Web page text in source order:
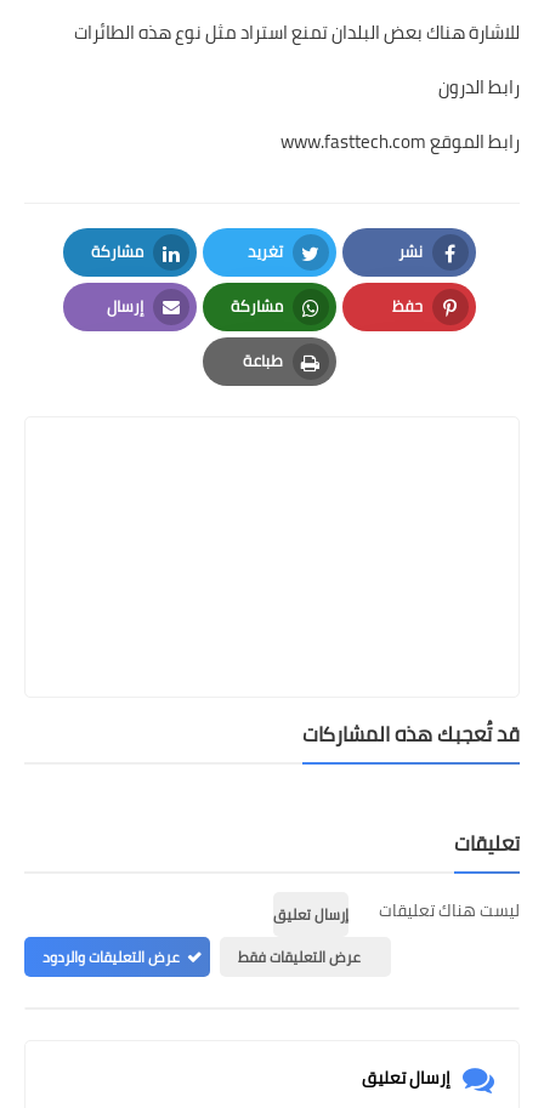
للاشارة هناك بعض البلدان تمنع استراد مثل نوع هذه الطائرات
رابط الدرون
رابط الموقع www.fasttech.com
نشر
Facebook
تغريد
Twitter
مشاركة
LinkedIn
حفظ
Pinterest
مشاركة
Whatsapp
إرسال
Email
طباعة
Print
قد تُعجبك هذه المشاركات
تعليقات
ليست هناك تعليقات
إرسال تعليق
عرض التعليقات فقط
عرض التعليقات والردود
إرسال تعليق